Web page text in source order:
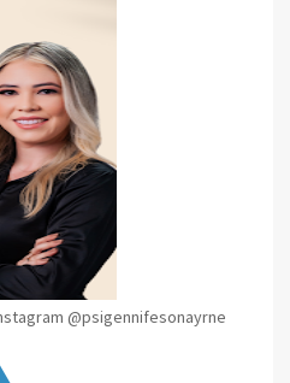
@psigennifesonayrne